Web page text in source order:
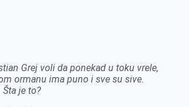
Grej voli da ponekad u toku vrele,
ormanu ima puno i sve su sive.
je to?